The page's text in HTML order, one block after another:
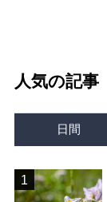
人気の記事
日間
1